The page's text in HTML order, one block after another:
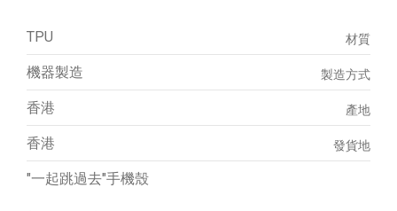
材質
TPU
製造方式
機器製造
產地
香港
發貨地
香港
"一起跳過去"手機殼